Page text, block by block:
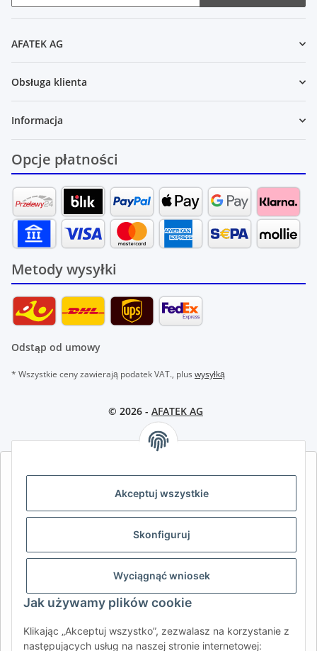
Akceptuj wszystkie
Skonfiguruj
Wyciągnąć wniosek
Jak używamy plików cookie
Klikając „Akceptuj wszystko”, zezwalasz na korzystanie z
następujących usług na naszej stronie internetowej:
AFATEK AG
Obsługa klienta
Informacja
Opcje płatności
Metody wysyłki
Odstąp od umowy
* Wszystkie ceny zawierają podatek VAT., plus wysyłką
© 2026 - AFATEK AG
AFATEK INTERNATIONAL – WYBIERZ REGION I JĘZYK | SELECT
DE AT CH (DE) CH (FR)
BE (NL) BE (FR)
SE FI
RO HR